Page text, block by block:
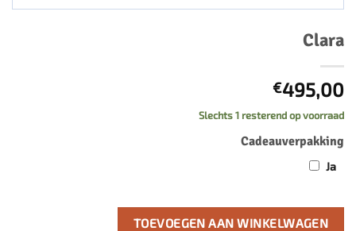
Clara
€495,00
Slechts 1 resterend op voorraad
Cadeauverpakking
Ja
TOEVOEGEN AAN WINKELWAGEN